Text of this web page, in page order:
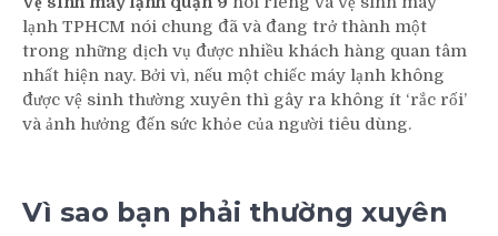
lạnh TPHCM nói chung đã và đang trở thành một
trong những dịch vụ được nhiều khách hàng quan tâm
nhất hiện nay. Bởi vì, nếu một chiếc máy lạnh không
được vệ sinh thường xuyên thì gây ra không ít ‘rắc rối’
và ảnh hưởng đến sức khỏe của người tiêu dùng.
Vì sao bạn phải thường xuyên